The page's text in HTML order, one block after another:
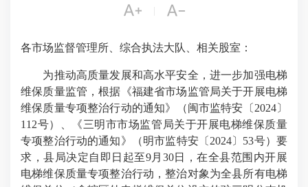
 
各市场监督管理所、综合执法大队、相关股室：
为推动高质量发展和高水平安全，进一步加强电梯
维保质量监管，根据《福建省市场监管局关于开展电梯
维保质量专项整治行动的通知》（闽市监特安〔2024〕
112号）、《三明市市场监管局关于开展电梯维保质量
专项整治行动的通知》（明市监特安〔2024〕53号）要
求，县局决定自即日起至9月30日，在全县范围内开展
电梯维保质量专项整治行动，整治对象为全县所有电梯